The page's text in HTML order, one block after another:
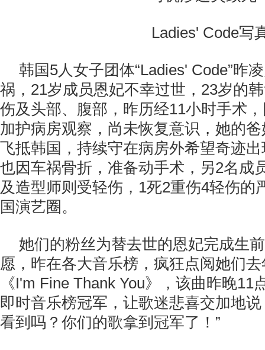
Ladies' Code写
韩国5人女子团体“Ladies' Code”昨
祸，21岁成员恩妃不幸过世，23岁的
伤及头部、腹部，昨历经11小时手术
加护病房观察，尚未恢复意识，她的
飞抵韩国，持续守在病房外希望奇迹
也因车祸骨折，准备动手术，另2名成
及造型师则受轻伤，1死2重伤4轻伤的
国演艺圈。
她们的粉丝为替去世的恩妃完成生
愿，昨在各大音乐榜，疯狂点阅她们
《I'm Fine Thank You》，该曲昨晚11
即时音乐榜冠军，让歌迷悲喜交加地
看到吗？你们的歌拿到冠军了！”